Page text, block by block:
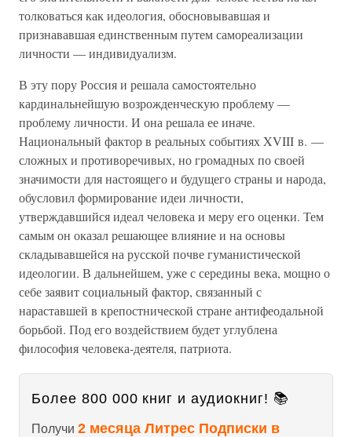
толковаться как идеология, обосновывавшая и
признававшая единственным путем самореализации
личности — индивидуализм.
В эту пору Россия и решала самостоятельно
кардинальнейшую возрожденческую проблему —
проблему личности. И она решала ее иначе.
Национальный фактор в реальных событиях XVIII в. —
сложных и противоречивых, но громадных по своей
значимости для настоящего и будущего страны и народа,
обусловил формирование идеи личности,
утверждавшийся идеал человека и меру его оценки. Тем
самым он оказал решающее влияние и на основы
складывавшейся на русской почве гуманистической
идеологии. В дальнейшем, уже с середины века, мощно о
себе заявит социальный фактор, связанный с
нараставшей в крепостнической стране антифеодальной
борьбой. Под его воздействием будет углублена
философия человека-деятеля, патриота.
Более 800 000 книг и аудиокниг! 📚
Получи 2 месяца Литрес Подписки в